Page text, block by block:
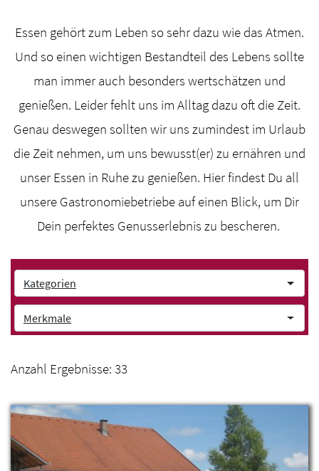
Essen gehört zum Leben so sehr dazu wie das Atmen.
Und so einen wichtigen Bestandteil des Lebens sollte
man immer auch besonders wertschätzen und
genießen. Leider fehlt uns im Alltag dazu oft die Zeit.
Genau deswegen sollten wir uns zumindest im Urlaub
die Zeit nehmen, um uns bewusst(er) zu ernähren und
unser Essen in Ruhe zu genießen. Hier findest Du all
unsere Gastronomiebetriebe auf einen Blick, um Dir
Dein perfektes Genusserlebnis zu bescheren.
Kategorien
Merkmale
Anzahl Ergebnisse: 33